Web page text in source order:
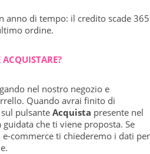
anno di tempo: il credito scade 365
ordine.
ACQUISTARE?
nel nostro negozio e
Quando avrai finito di
pulsante Acquista presente nel
che ti viene proposta. Se
commerce ti chiederemo i dati per